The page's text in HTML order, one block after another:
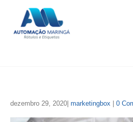
dezembro 29, 2020 marketingbox 0